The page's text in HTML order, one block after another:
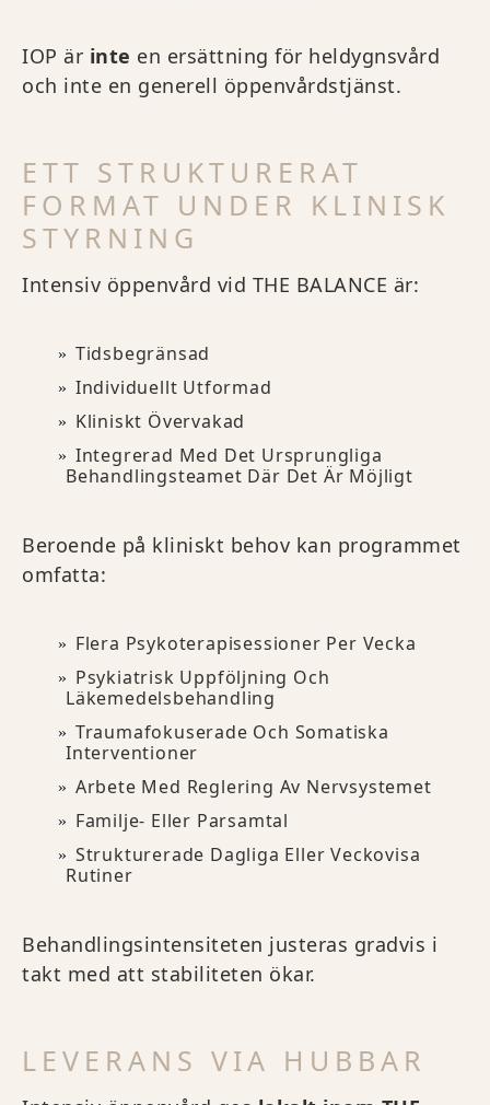
IOP är inte en ersättning för heldygnsvård
och inte en generell öppenvårdstjänst.
ETT STRUKTURERAT
FORMAT UNDER KLINISK
STYRNING
Intensiv öppenvård vid THE BALANCE är:
Tidsbegränsad
Individuellt Utformad
Kliniskt Övervakad
Integrerad Med Det Ursprungliga
Behandlingsteamet Där Det Är Möjligt
Beroende på kliniskt behov kan programmet
omfatta:
Flera Psykoterapisessioner Per Vecka
Psykiatrisk Uppföljning Och
Läkemedelsbehandling
Traumafokuserade Och Somatiska
Interventioner
Arbete Med Reglering Av Nervsystemet
Familje- Eller Parsamtal
Strukturerade Dagliga Eller Veckovisa
Rutiner
Behandlingsintensiteten justeras gradvis i
takt med att stabiliteten ökar.
LEVERANS VIA HUBBAR